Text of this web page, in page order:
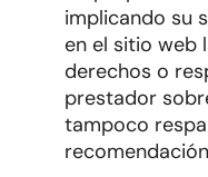
implicando su
en el sitio web
derechos o
prestador
tampoco